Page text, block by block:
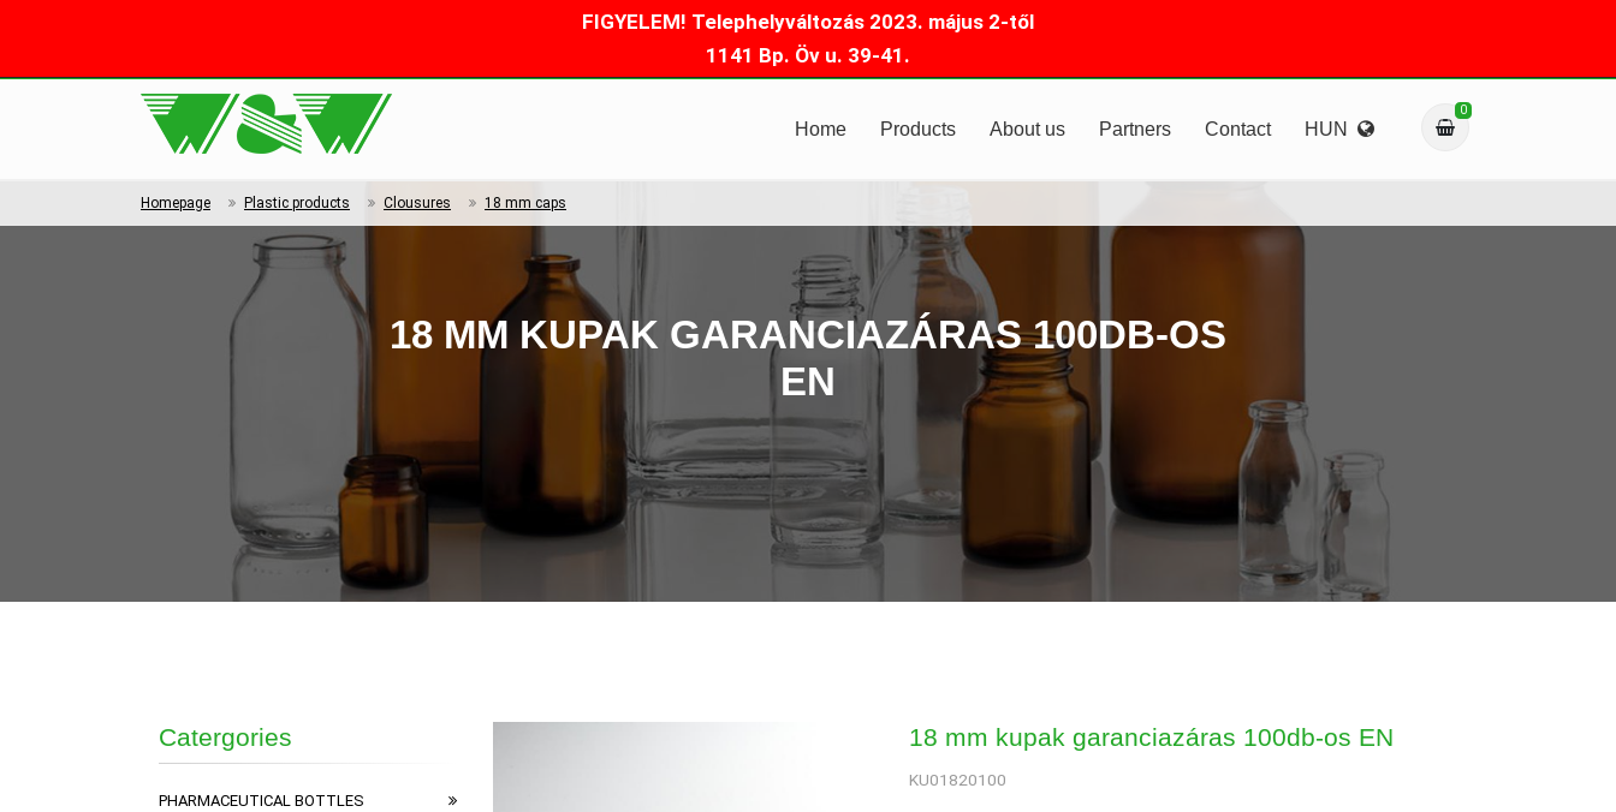
FIGYELEM! Telephelyváltozás 2023. május 2-től
1141 Bp. Öv u. 39-41.
Home Products About us Partners Contact HUN
0
Homepage Plastic products Clousures 18 mm caps
18 MM KUPAK GARANCIAZÁRAS 100DB-OS
EN
Catergories
PHARMACEUTICAL BOTTLES
18 mm kupak garanciazáras 100db-os EN
KU01820100